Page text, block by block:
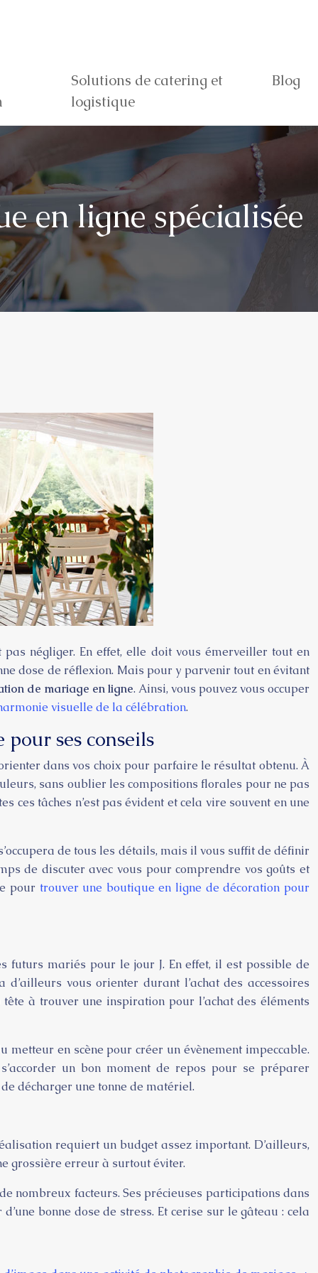
Solutions de catering et
logistique
Blog
en ligne spécialisée
négliger. En effet, elle doit vous émerveiller tout en
dose de réflexion. Mais pour y parvenir tout en évitant
de mariage en ligne. Ainsi, vous pouvez vous occuper
visuelle de la célébration.
ses conseils
dans vos choix pour parfaire le résultat obtenu. À
sans oublier les compositions florales pour ne pas
ces tâches n’est pas évident et cela vire souvent en une
de tous les détails, mais il vous suffit de définir
de discuter avec vous pour comprendre vos goûts et
pour trouver une boutique en ligne de décoration pour
futurs mariés pour le jour J. En effet, il est possible de
vous orienter durant l’achat des accessoires
à trouver une inspiration pour l’achat des éléments
en scène pour créer un évènement impeccable.
un bon moment de repos pour se préparer
décharger une tonne de matériel.
requiert un budget assez important. D’ailleurs,
grossière erreur à surtout éviter.
nombreux facteurs. Ses précieuses participations dans
bonne dose de stress. Et cerise sur le gâteau : cela